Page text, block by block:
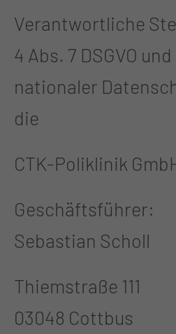
Verantwortliche
4 Abs. 7 DSGVO
nationaler
die
CTK-Poliklinik
Geschäftsführer:
Sebastian Scholl
Thiemstraße 111
03048 Cottbus